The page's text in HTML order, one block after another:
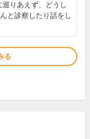
りあえず、どうし
と診察したり話をし
る